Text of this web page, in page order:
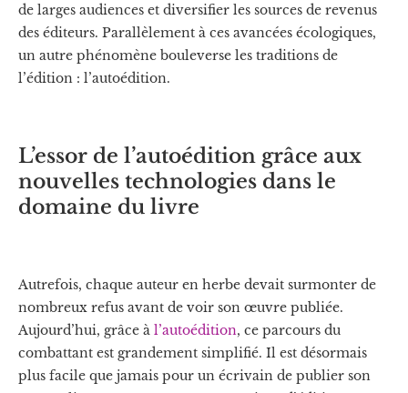
de larges audiences et diversifier les sources de revenus
des éditeurs. Parallèlement à ces avancées écologiques,
un autre phénomène bouleverse les traditions de
l’édition : l’autoédition.
L’essor de l’autoédition grâce aux
nouvelles technologies dans le
domaine du livre
Autrefois, chaque auteur en herbe devait surmonter de
nombreux refus avant de voir son œuvre publiée.
Aujourd’hui, grâce à l’autoédition, ce parcours du
combattant est grandement simplifié. Il est désormais
plus facile que jamais pour un écrivain de publier son